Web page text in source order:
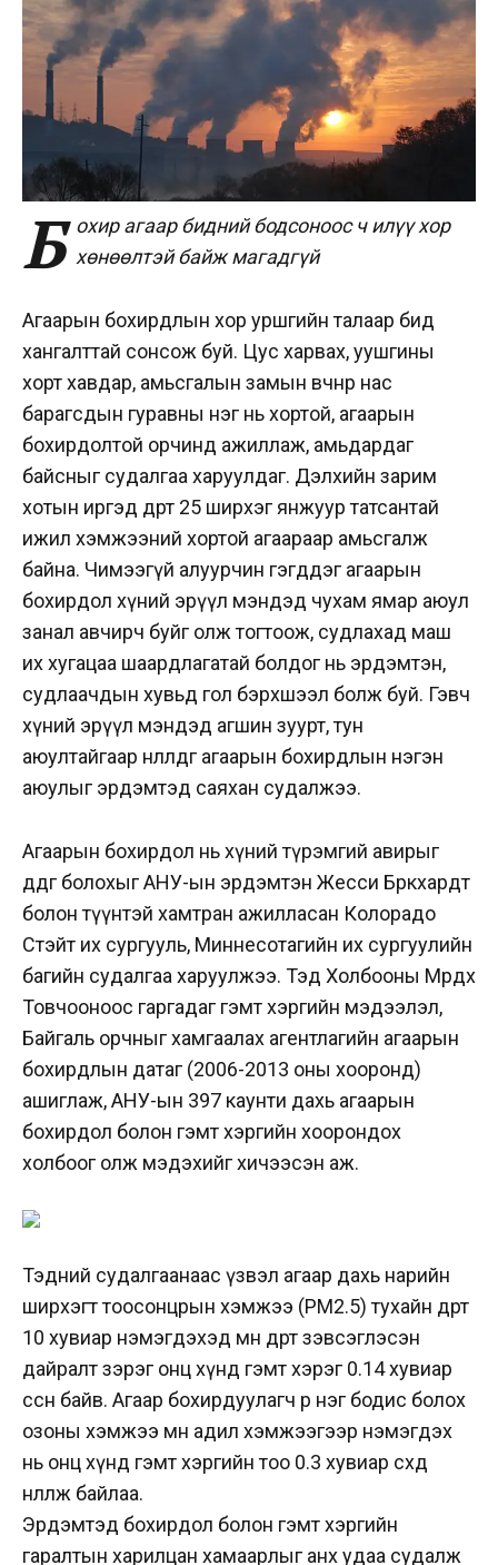
Б охир агаар бидний бодсоноос ч илүү хор
хөнөөлтэй байж магадгүй
Агаарын бохирдлын хор уршгийн талаар бид
хангалттай сонсож буй. Цус харвах, уушгины
хорт хавдар, амьсгалын замын өвчнөөр нас
барагсдын гуравны нэг нь хортой, агаарын
бохирдолтой орчинд ажиллаж, амьдардаг
байсныг судалгаа харуулдаг. Дэлхийн зарим
хотын иргэд өдөрт 25 ширхэг янжуур татсантай
ижил хэмжээний хортой агаараар амьсгалж
байна. Чимээгүй алуурчин гэгддэг агаарын
бохирдол хүний эрүүл мэндэд чухам ямар аюул
занал авчирч буйг олж тогтоож, судлахад маш
их хугацаа шаардлагатай болдог нь эрдэмтэн,
судлаачдын хувьд гол бэрхшээл болж буй. Гэвч
хүний эрүүл мэндэд агшин зуурт, тун
аюултайгаар нөлөөлдөг агаарын бохирдлын нэгэн
аюулыг эрдэмтэд саяхан судалжээ.
Агаарын бохирдол нь хүний түрэмгий авирыг
өдөөдөг болохыг АНУ-ын эрдэмтэн Жесси Бөркхардт
болон түүнтэй хамтран ажилласан Колорадо
Стэйт их сургууль, Миннесотагийн их сургуулийн
багийн судалгаа харуулжээ. Тэд Холбооны Мөрдөх
Товчооноос гаргадаг гэмт хэргийн мэдээлэл,
Байгаль орчныг хамгаалах агентлагийн агаарын
бохирдлын датаг (2006-2013 оны хооронд)
ашиглаж, АНУ-ын 397 каунти дахь агаарын
бохирдол болон гэмт хэргийн хоорондох
холбоог олж мэдэхийг хичээсэн аж.
Тэдний судалгаанаас үзвэл агаар дахь нарийн
ширхэгт тоосонцрын хэмжээ (PM2.5) тухайн өдөрт
10 хувиар нэмэгдэхэд мөн өдөртөө зэвсэглэсэн
дайралт зэрэг онц хүнд гэмт хэрэг 0.14 хувиар
өссөн байв. Агаар бохирдуулагч өөр нэг бодис болох
озоны хэмжээ мөн адил хэмжээгээр нэмэгдэх
нь онц хүнд гэмт хэргийн тоо 0.3 хувиар өсөхөд
нөлөөлж байлаа.
Эрдэмтэд бохирдол болон гэмт хэргийн
гаралтын харилцан хамаарлыг анх удаа судалж